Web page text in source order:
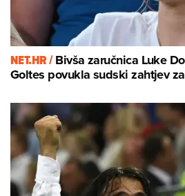
NET.HR /Bivša zaručnica Luke
Goltes povukla sudski zahtjev